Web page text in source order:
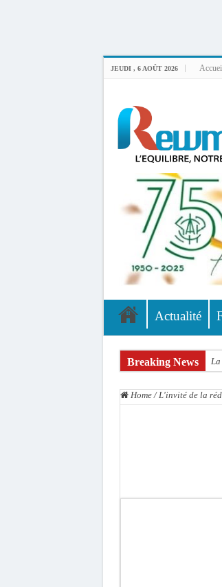
JEUDI , 6 AOÛT 2026
Actualité
Breaking News
Home / L'invité de la